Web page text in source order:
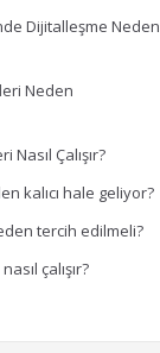
Dijitalleşme Neden
Neden
Nasıl Çalışır?
kalıcı hale geliyor?
tercih edilmeli?
çalışır?